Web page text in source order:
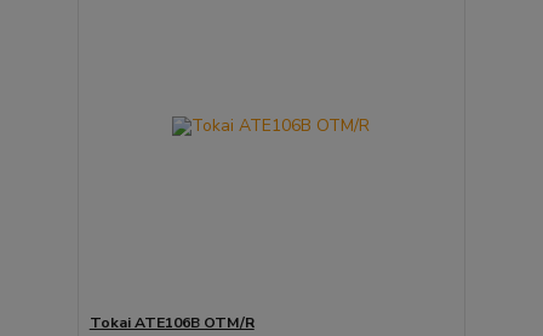
Tokai ATE106B OTM/R